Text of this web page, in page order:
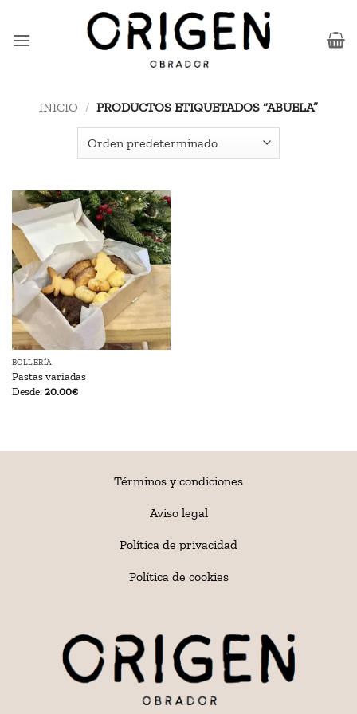
contenido
INICIO / PRODUCTOS ETIQUETADOS “ABUELA”
BOLLERÍA
Pastas variadas
Desde:20.00€
Términos y condiciones
Aviso legal
Política de privacidad
Política de cookies